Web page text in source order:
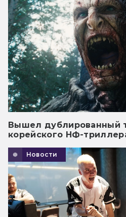
Вышел дублированный
корейского НФ-
Новости